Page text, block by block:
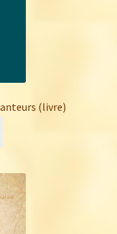
(livre)